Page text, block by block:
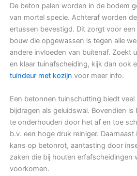
De beton palen worden in de bodem
van mortel specie. Achteraf worden
ertussen bevestigd. Dit zorgt voor
bouw die opgewassen is tegen alle
andere invloeden van buitenaf. Zoekt
en klaar tuinafscheiding, kijk dan ook
tuindeur met kozijn voor meer info.
Een betonnen tuinschutting biedt
bijdragen als geluidswal. Bovendien is
te onderhouden door het af en toe
b.v. een hoge druk reiniger.
kans op betonrot, aantasting door
zaken die bij houten erfafscheidingen
voorkomen.